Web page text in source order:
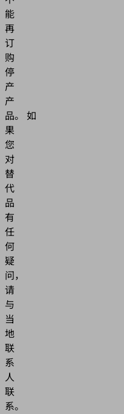
能
再
订
购
停
产
产
品。 如
果
您
对
替
代
品
有
任
何
疑
问，
请
与
当
地
联
系
人
联
系。